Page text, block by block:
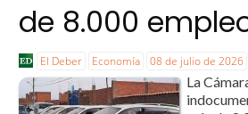
de 8.000
El Deber Economía 08 de julio de 2026
La